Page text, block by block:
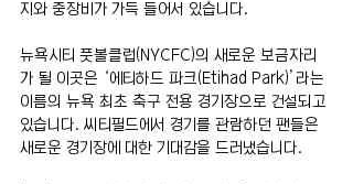
지와 중장비가 가득 들어서 있습니다.
뉴욕시티 풋볼클럽(NYCFC)의 새로운 보금자리
가 될 이곳은 ‘에티하드 파크(Etihad Park)’라는
이름의 뉴욕 최초 축구 전용 경기장으로 건설되고
있습니다. 씨티필드에서 경기를 관람하던 팬들은
새로운 경기장에 대한 기대감을 드러냈습니다.